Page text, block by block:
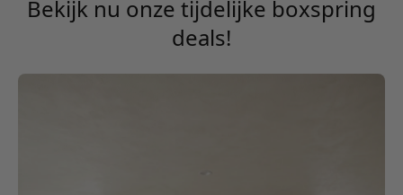
Bekijk nu onze tijdelijke boxspring
deals!